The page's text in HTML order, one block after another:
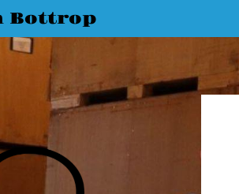
Bottrop